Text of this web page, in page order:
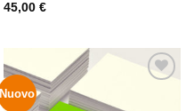
45,00 €
Nuovo